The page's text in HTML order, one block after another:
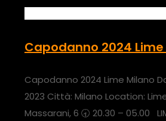
Capodanno 2024
Capodanno 2024 Lime Milano
2023 Città: Milano Location:
Massarani, 6 🕣 20.30 – 05.00